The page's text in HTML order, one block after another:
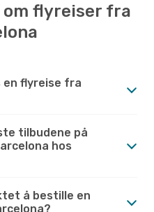
om flyreiser fra
en flyreise fra
tilbudene på
hos
å bestille en